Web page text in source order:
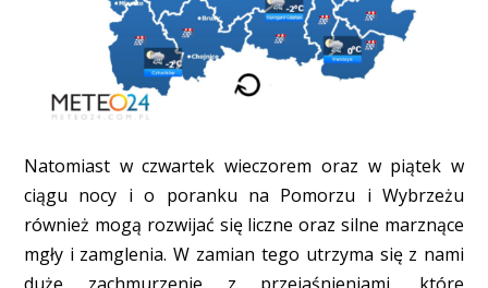
Natomiast w czwartek wieczorem oraz w piątek w
ciągu nocy i o poranku na Pomorzu i Wybrzeżu
również mogą rozwijać się liczne oraz silne marznące
mgły i zamglenia. W zamian tego utrzyma się z nami